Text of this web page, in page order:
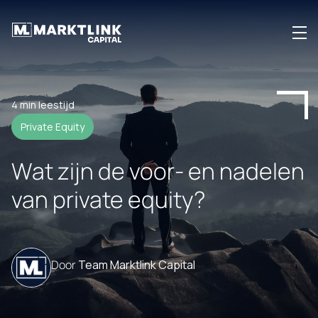
Open Fondsen
Strategie
Insights
Over Ons
Ons Team
Private Equity
4 min leestijd
Wat zijn de voor- en nadelen
van private equity?
DoorTeam Marktlink Capital